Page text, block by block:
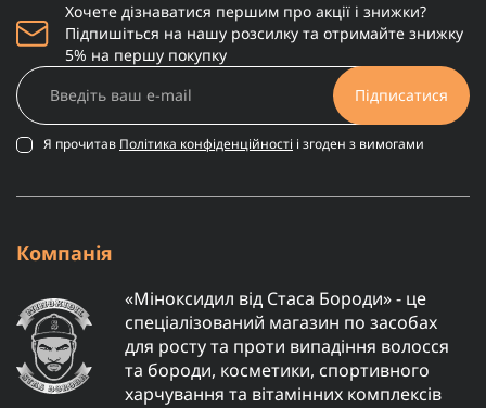
Хочете дізнаватися першим про акції і знижки?
Підпишіться на нашу розсилку та отримайте знижку
5% на першу покупку
Підписатися
Я прочитав Політика конфіденційності і згоден з вимогами
Компанія
«Міноксидил від Стаса Бороди» - це
спеціалізований магазин по засобах
для росту та проти випадіння волосся
та бороди, косметики, спортивного
харчування та вітамінних комплексів